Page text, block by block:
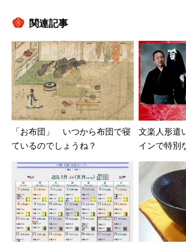
関連記事
「お布団」 いつから布団で寝
ているのでしょうね？
文楽人形遣
インで特別